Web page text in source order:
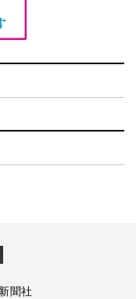
聞社